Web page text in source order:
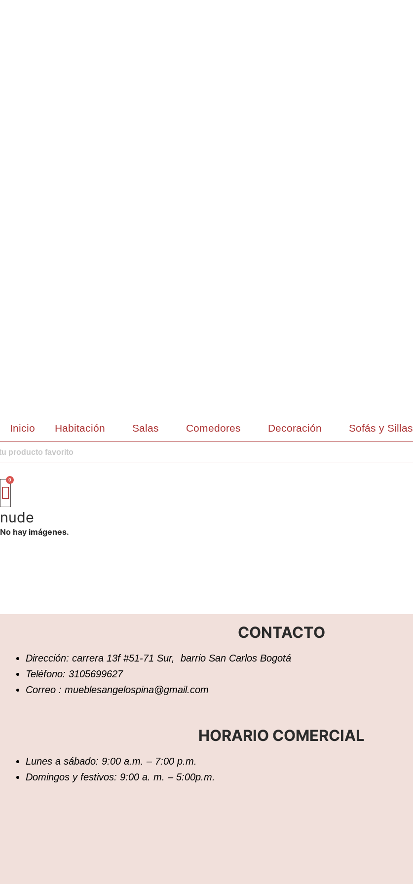
Inicio Habitación Salas Comedores Decoración Sofás y Sillas
nude
No hay imágenes.
CONTACTO
Dirección: carrera 13f #51-71 Sur, barrio San Carlos Bogotá
Teléfono: 3105699627
Correo : mueblesangelospina@gmail.com
HORARIO COMERCIAL
Lunes a sábado: 9:00 a.m. – 7:00 p.m.
Domingos y festivos: 9:00 a. m. – 5:00p.m.